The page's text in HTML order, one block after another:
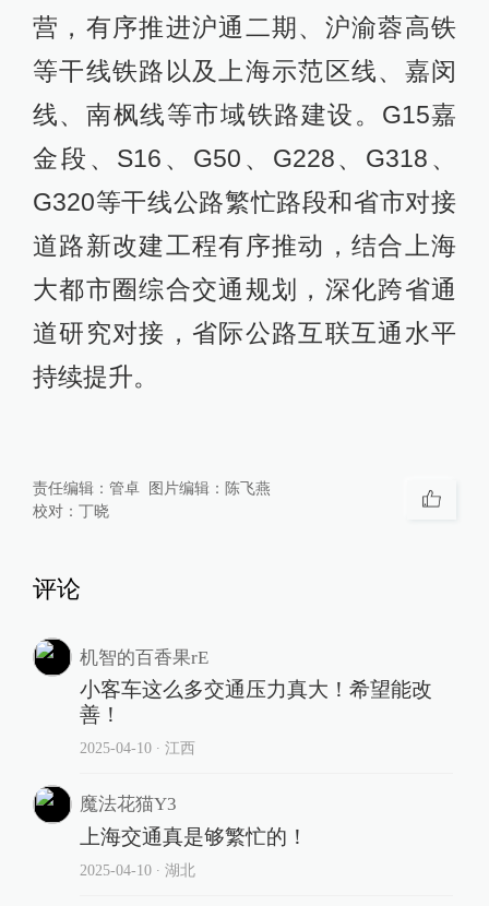
营，有序推进沪通二期、沪渝蓉高铁
等干线铁路以及上海示范区线、嘉闵
线、南枫线等市域铁路建设。G15嘉
金段、S16、G50、G228、G318、
G320等干线公路繁忙路段和省市对接
道路新改建工程有序推动，结合上海
大都市圈综合交通规划，深化跨省通
道研究对接，省际公路互联互通水平
持续提升。
责任编辑： 管卓 图片编辑： 陈飞燕
校对： 丁晓
评论
机智的百香果rE
小客车这么多交通压力真大！希望能改
善！
2025-04-10∙ 江西
魔法花猫Y3
上海交通真是够繁忙的！
2025-04-10∙ 湖北